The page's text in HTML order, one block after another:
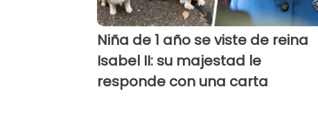
Niña de 1 año se viste de reina
Isabel II: su majestad le
responde con una carta